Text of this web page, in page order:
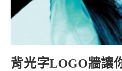
背光字LOGO牆讓